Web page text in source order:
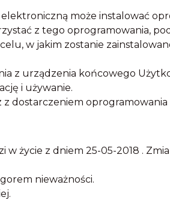
może instalować
z tego oprogramowania,
w jakim zostanie
z urządzenia końcowego
i używanie.
dostarczeniem
w życie z dniem 25-05-2018 .
nieważności.